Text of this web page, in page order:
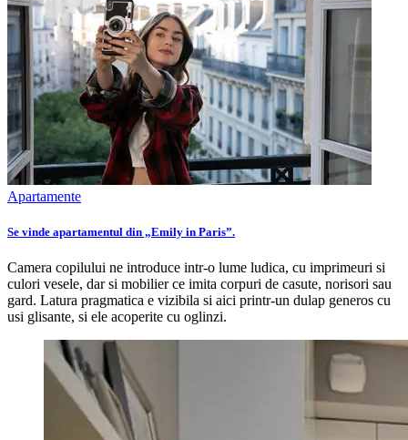
Apartamente
Se vinde apartamentul din „Emily in Paris”.
Camera copilului ne introduce intr-o lume ludica, cu imprimeuri si
culori vesele, dar si mobilier ce imita corpuri de casute, norisori sau
gard. Latura pragmatica e vizibila si aici printr-un dulap generos cu
usi glisante, si ele acoperite cu oglinzi.